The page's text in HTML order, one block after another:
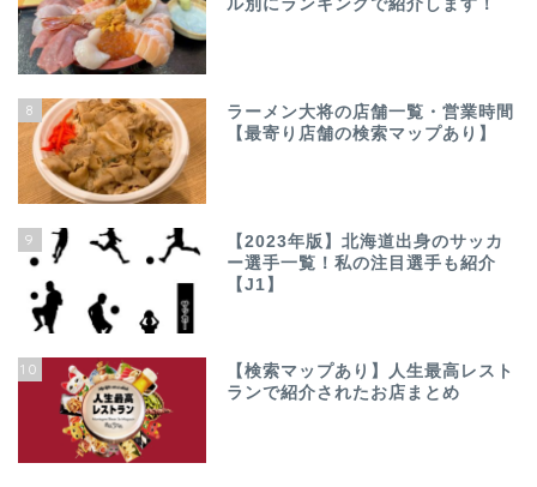
ル別にランキングで紹介します！
8
ラーメン大将の店舗一覧・営業時間
【最寄り店舗の検索マップあり】
9
【2023年版】北海道出身のサッカ
ー選手一覧！私の注目選手も紹介
【J1】
10
【検索マップあり】人生最高レスト
ランで紹介されたお店まとめ